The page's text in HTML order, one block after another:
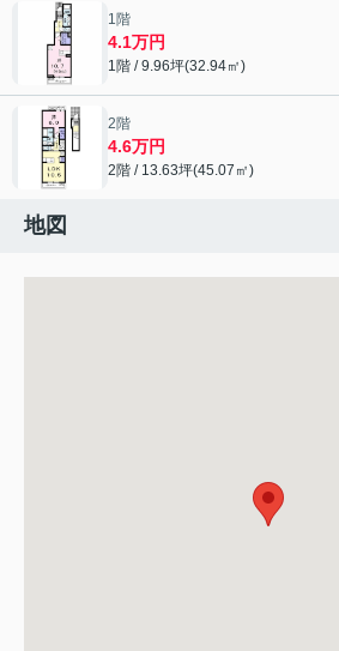
1階
4.1万円
1階 / 9.96坪(32.94㎡)
2階
4.6万円
2階 / 13.63坪(45.07㎡)
地図